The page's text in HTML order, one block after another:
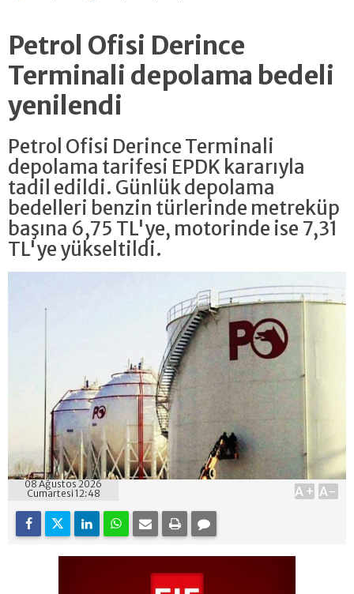
Petrol Ofisi Derince
Terminali depolama bedeli
yenilendi
Petrol Ofisi Derince Terminali
depolama tarifesi EPDK kararıyla
tadil edildi. Günlük depolama
bedelleri benzin türlerinde metreküp
başına 6,75 TL'ye, motorinde ise 7,31
TL'ye yükseltildi.
08 Ağustos 2026
Cumartesi 12:48
A+ A-